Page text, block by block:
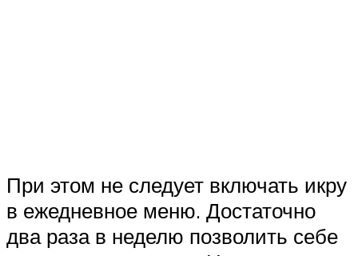
При этом не следует включать икру
в ежедневное меню. Достаточно
два раза в неделю позволить себе